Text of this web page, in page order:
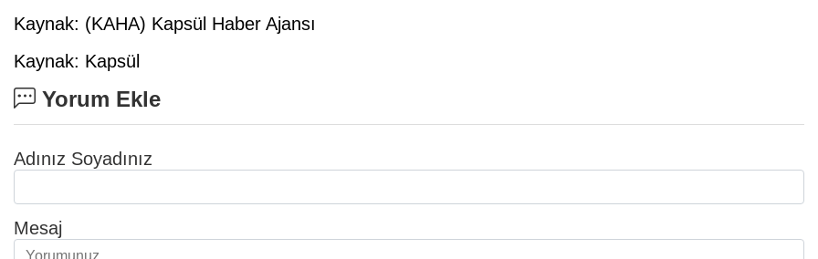
Kaynak: (KAHA) Kapsül Haber Ajansı
Kaynak: Kapsül
Yorum Ekle
Adınız Soyadınız
Mesaj